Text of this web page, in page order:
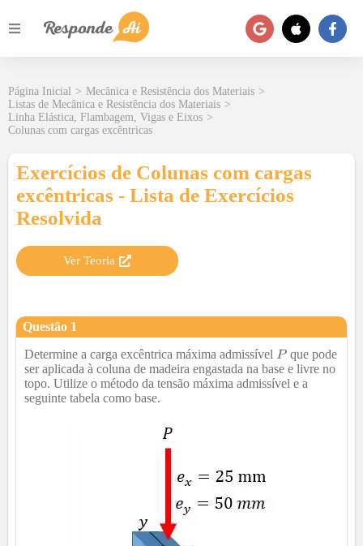
Página Inicial > Mecânica e Resistência dos Materiais >
Listas de Mecânica e Resistência dos Materiais >
Linha Elástica, Flambagem, Vigas e Eixos >
Colunas com cargas excêntricas
Exercícios de Colunas com cargas
excêntricas - Lista de Exercícios
Resolvida
Ver Teoria
Questão 1
Determine a carga excêntrica máxima admissível
que pode
ser aplicada à coluna de madeira engastada na base e livre no
topo. Utilize o método da tensão máxima admissível e a
seguinte tabela como base.